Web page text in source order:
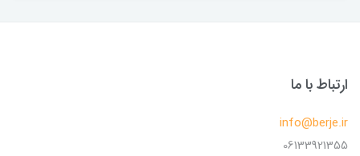
ارتباط با ما
info@berje.ir
06133921355